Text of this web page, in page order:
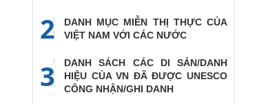
2
DANH MỤC MIỄN THỊ THỰC CỦA
VIỆT NAM VỚI CÁC NƯỚC
3
DANH SÁCH CÁC DI SẢN/DANH
HIỆU CỦA VN ĐÃ ĐƯỢC UNESCO
CÔNG NHẬN/GHI DANH